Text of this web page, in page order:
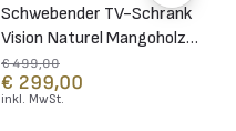
Schwebender TV-Schrank
Vision Naturel Mangoholz
160 cm
€ 499,00
€ 299,00
inkl. MwSt.